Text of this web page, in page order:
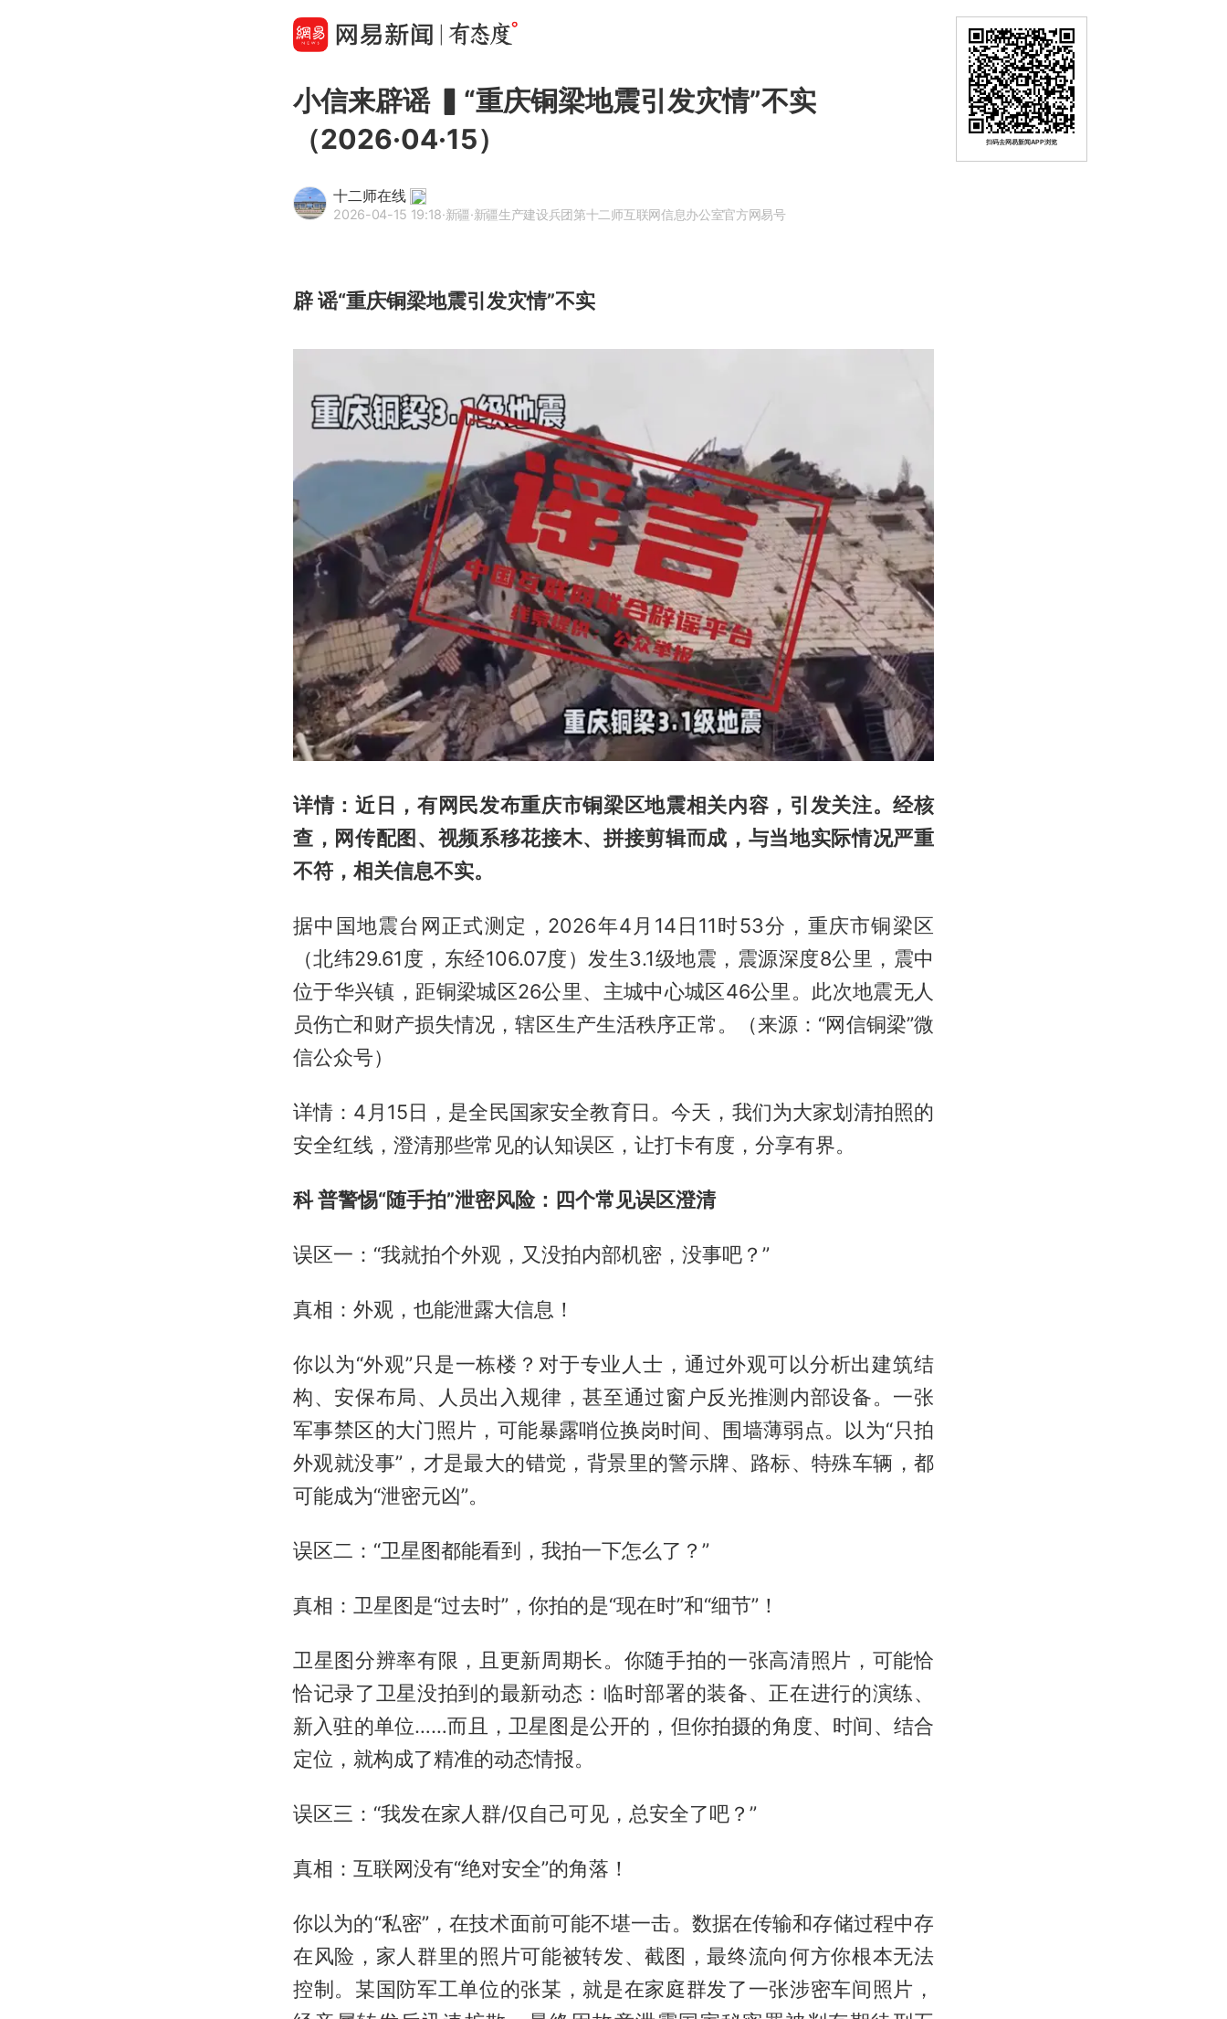
小信来辟谣 ▍“重庆铜梁地震引发灾情”不实
（2026·04·15）
十二师在线
2026-04-15 19:18·新疆·新疆生产建设兵团第十二师互联网信息办公室官方网易号
辟 谣“重庆铜梁地震引发灾情”不实
详情：近日，有网民发布重庆市铜梁区地震相关内容，引发关注。经核
查，网传配图、视频系移花接木、拼接剪辑而成，与当地实际情况严重
不符，相关信息不实。
据中国地震台网正式测定，2026年4月14日11时53分，重庆市铜梁区
（北纬29.61度，东经106.07度）发生3.1级地震，震源深度8公里，震中
位于华兴镇，距铜梁城区26公里、主城中心城区46公里。此次地震无人
员伤亡和财产损失情况，辖区生产生活秩序正常。（来源：“网信铜梁”微
信公众号）
详情：4月15日，是全民国家安全教育日。今天，我们为大家划清拍照的
安全红线，澄清那些常见的认知误区，让打卡有度，分享有界。
科 普警惕“随手拍”泄密风险：四个常见误区澄清
误区一：“我就拍个外观，又没拍内部机密，没事吧？”
真相：外观，也能泄露大信息！
你以为“外观”只是一栋楼？对于专业人士，通过外观可以分析出建筑结
构、安保布局、人员出入规律，甚至通过窗户反光推测内部设备。一张
军事禁区的大门照片，可能暴露哨位换岗时间、围墙薄弱点。以为“只拍
外观就没事”，才是最大的错觉，背景里的警示牌、路标、特殊车辆，都
可能成为“泄密元凶”。
误区二：“卫星图都能看到，我拍一下怎么了？”
真相：卫星图是“过去时”，你拍的是“现在时”和“细节”！
卫星图分辨率有限，且更新周期长。你随手拍的一张高清照片，可能恰
恰记录了卫星没拍到的最新动态：临时部署的装备、正在进行的演练、
新入驻的单位……而且，卫星图是公开的，但你拍摄的角度、时间、结合
定位，就构成了精准的动态情报。
误区三：“我发在家人群/仅自己可见，总安全了吧？”
真相：互联网没有“绝对安全”的角落！
你以为的“私密”，在技术面前可能不堪一击。数据在传输和存储过程中存
在风险，家人群里的照片可能被转发、截图，最终流向何方你根本无法
控制。某国防军工单位的张某，就是在家庭群发了一张涉密车间照片，
扫码去网易新闻APP浏览